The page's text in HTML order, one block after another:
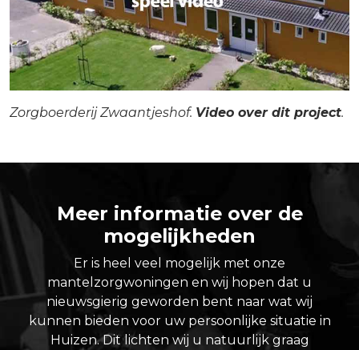
Zorgboerderij Zwaantjeshof. Video over dit project.
Meer informatie over de
mogelijkheden
Er is heel veel mogelijk met onze
mantelzorgwoningen en wij hopen dat u
nieuwsgierig geworden bent naar wat wij
kunnen bieden voor uw persoonlijke situatie in
Huizen. Dit lichten wij u natuurlijk graag